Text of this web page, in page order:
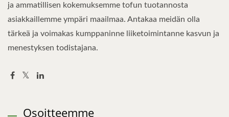
ja ammatillisen kokemuksemme tofun tuotannosta
asiakkaillemme ympäri maailmaa. Antakaa meidän olla
tärkeä ja voimakas kumppaninne liiketoimintanne kasvun ja
menestyksen todistajana.
Osoitteemme